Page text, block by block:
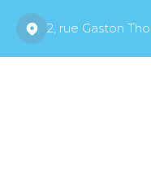
2, rue Gaston